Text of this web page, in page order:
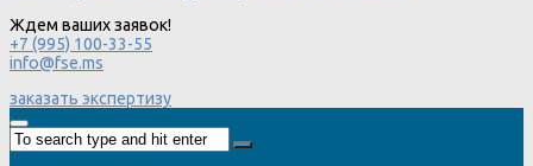
Ждем ваших заявок!
+7 (995) 100-33-55
info@fse.ms
заказать экспертизу